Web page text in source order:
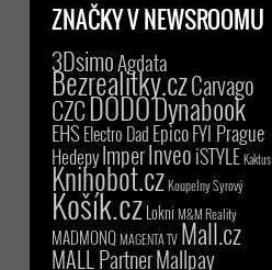
ZNAČKY V NEWSROOMU
3DsimoAgdata
Bezrealitky.czCarvago
CZCDODODynabook
EHSElectro Dad EpicoFYI Prague
HedepyImperInveoiSTYLE Kaktus
Knihobot.czKoupelny Syrový
Košík.czLokni M&M Reality
MADMONQMAGENTA TV Mall.cz
MALL PartnerMallpay